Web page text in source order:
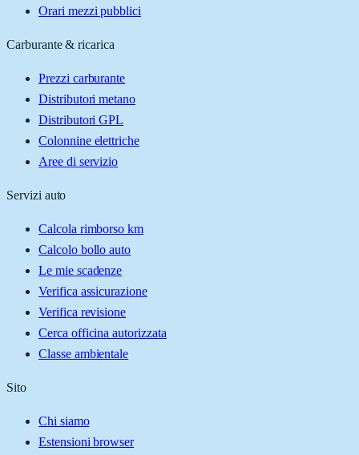
Orari mezzi pubblici
Carburante & ricarica
Prezzi carburante
Distributori metano
Distributori GPL
Colonnine elettriche
Aree di servizio
Servizi auto
Calcola rimborso km
Calcolo bollo auto
Le mie scadenze
Verifica assicurazione
Verifica revisione
Cerca officina autorizzata
Classe ambientale
Sito
Chi siamo
Estensioni browser